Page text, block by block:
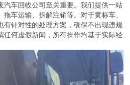
汽车回收公司至关重要。我们提供一站
车运输、拆解注销等。对于黄标车、
有针对性的处理方案，确保不出现违规
任何虚假新闻，所有操作均基于实际经